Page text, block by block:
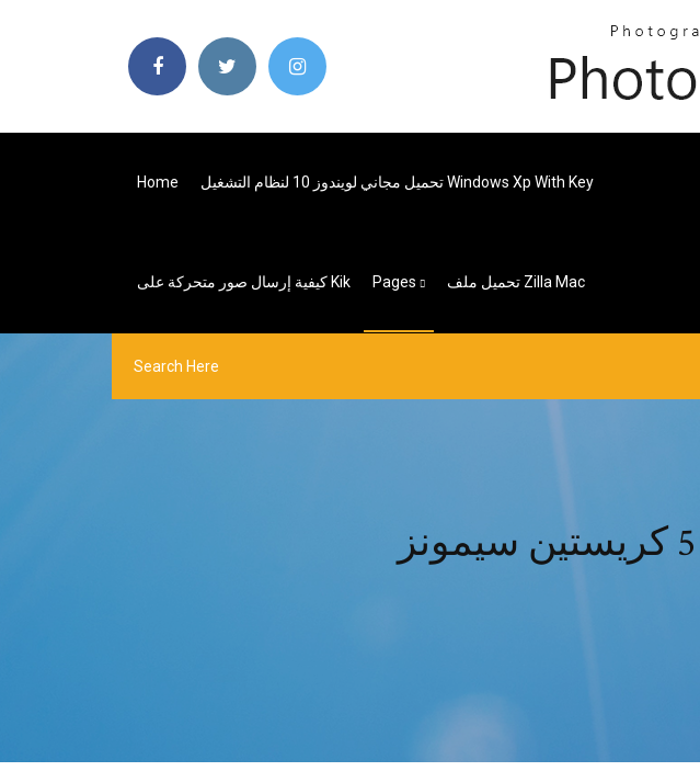
Home تحميل مجاني لويندوز 10 لنظام التشغيل Windows Xp With Key
كيفية إرسال صور متحركة على Kik Pages تحميل ملف Zilla Mac